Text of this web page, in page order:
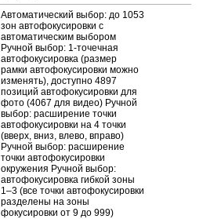
Автоматический выбор: до 1053
зон автофокусировки с
автоматическим выбором
Ручной выбор: 1-точечная
автофокусировка (размер
рамки автофокусировки можно
изменять), доступно 4897
позиций автофокусировки для
фото (4067 для видео) Ручной
выбор: расширение точки
автофокусировки на 4 точки
(вверх, вниз, влево, вправо)
Ручной выбор: расширение
точки автофокусировки
окружения Ручной выбор:
автофокусировка гибкой зоны
1–3 (все точки автофокусировки
разделены на зоны
фокусировки от 9 до 999)